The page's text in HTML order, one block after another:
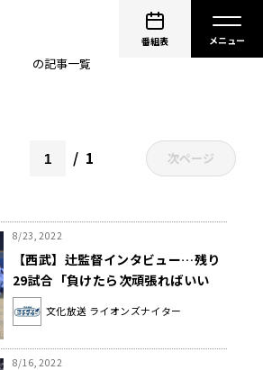
番組表
の記事一覧
1 次ページ
8/23, 2022
【西武】辻監督インタビュー…残り
29試合「負けたら次頑張ればいい
し、勝ったら騒げばいい」
文化放送 ライオンズナイター
8/16, 2022